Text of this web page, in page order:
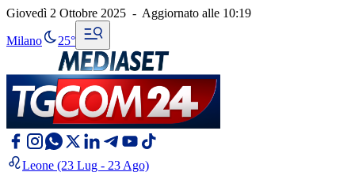
Giovedì 2 Ottobre 2025 - Aggiornato alle 10:19
Milano 25°
Leone (23 Lug - 23 Ago)